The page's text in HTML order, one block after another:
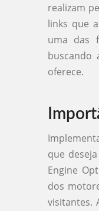
realizam
links que
uma das
buscando
oferece.
que
Engine
dos
visitantes.